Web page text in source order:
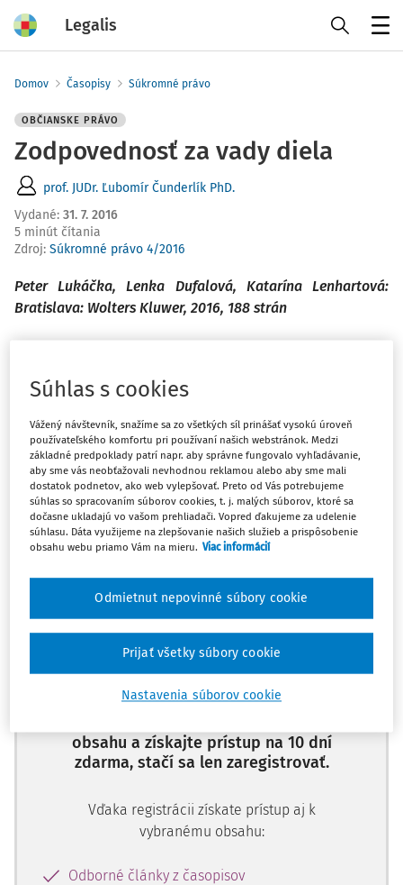
Legalis
Domov Časopisy Súkromné právo
OBČIANSKE PRÁVO
Zodpovednosť za vady diela
prof. JUDr. Ľubomír Čunderlík PhD.
Vydané: 31. 7. 2016
5 minút čítania
Zdroj: Súkromné právo 4/2016
Peter Lukáčka, Lenka Dufalová, Katarína Lenhartová:
Bratislava: Wolters Kluwer, 2016, 188 strán
Právnickej fakulty Univerzity K
Máte predplatné? Prihláste sa
Ups, zatiaľ ste si prečítali len
začiatok...
Celý odborný obsah z tejto oblasti je
dostupný predplatiteľom portálu.
obsahu a získajte prístup na 10 dní
zdarma, stačí sa len zaregistrovať.
Vďaka registrácii získate prístup aj k
vybranému obsahu:
Odborné články z časopisov
Súhlas s cookies
Vážený návštevník, snažíme sa zo všetkých síl prinášať vysokú úroveň
používateľského komfortu pri používaní našich webstránok. Medzi
základné predpoklady patrí napr. aby správne fungovalo vyhľadávanie,
aby sme vás neobťažovali nevhodnou reklamou alebo aby sme mali
dostatok podnetov, ako web vylepšovať. Preto od Vás potrebujeme
súhlas so spracovaním súborov cookies, t. j. malých súborov, ktoré sa
dočasne ukladajú vo vašom prehliadači. Vopred ďakujeme za udelenie
súhlasu. Dáta využijeme na zlepšovanie našich služieb a prispôsobenie
obsahu webu priamo Vám na mieru. Viac informácií
Nastavenia súborov cookie
Odmietnut nepovinné súbory cookie
Prijať všetky súbory cookie